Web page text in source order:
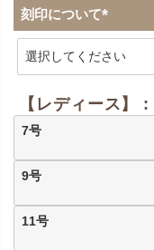
刻印について
(
須
【レディース】
7号
9号
11号